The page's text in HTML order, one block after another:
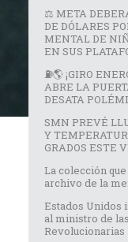
⚖️ META
DE DÓLARES
MENTAL DE
EN SUS
⛽🌎 ¡GIRO
ABRE LA
DESATA
SMN PREVÉ
Y
GRADOS ESTE
La colección
archivo de la
Estados Unidos
al ministro de
Revolucionarias